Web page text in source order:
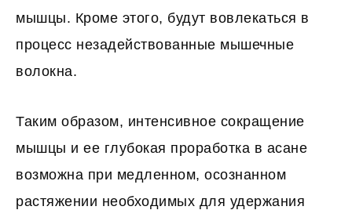
мышцы. Кроме этого, будут вовлекаться в
процесс незадействованные мышечные
волокна.
Таким образом, интенсивное сокращение
мышцы и ее глубокая проработка в асане
возможна при медленном, осознанном
растяжении необходимых для удержания